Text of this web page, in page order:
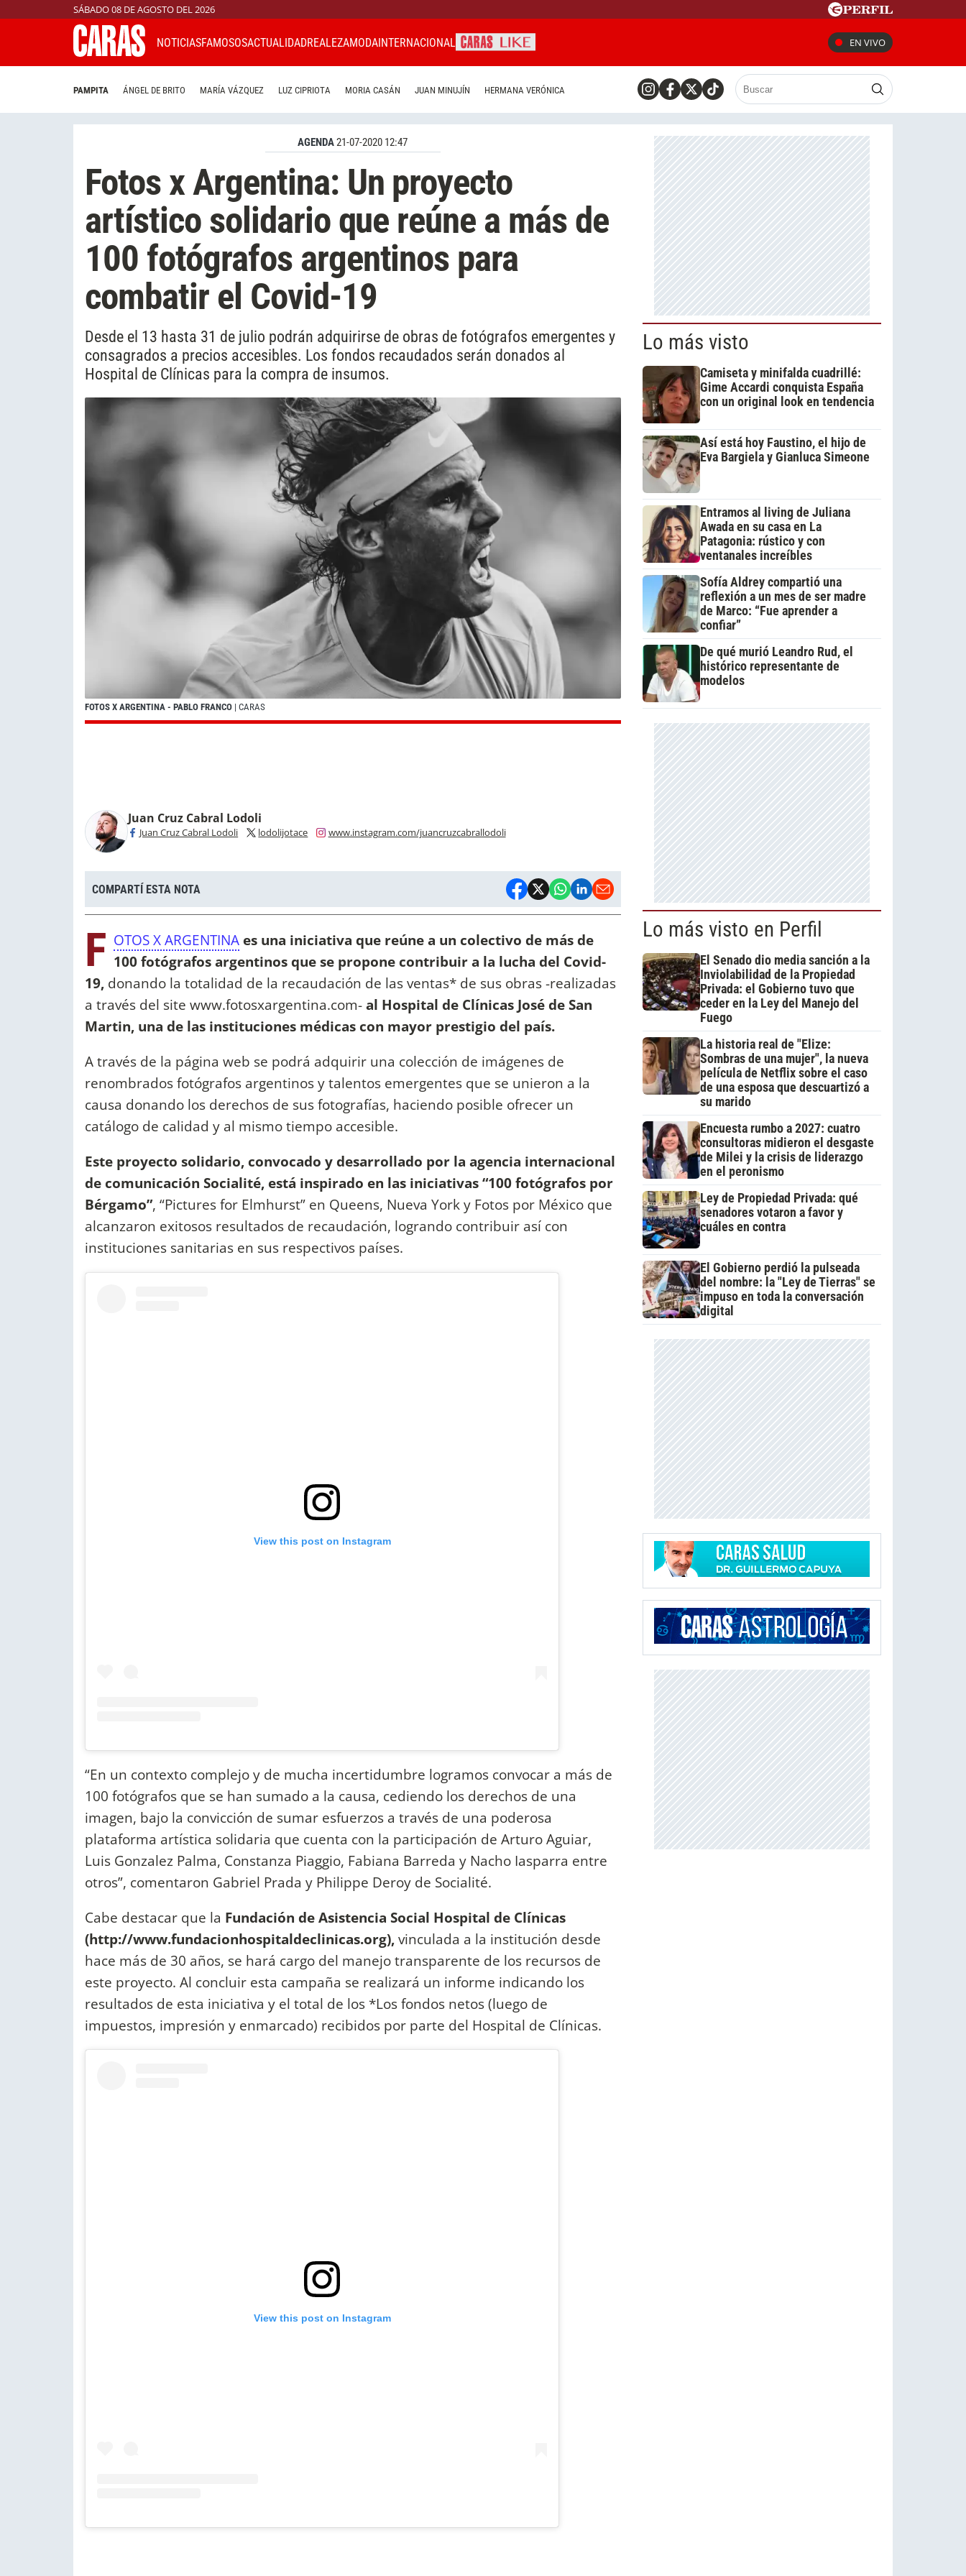
SÁBADO 08 DE AGOSTO DEL 2026
NOTICIASFAMOSOSACTUALIDADREALEZAMODAINTERNACIONAL EN VIVO
PAMPITA ÁNGEL DE BRITO MARÍA VÁZQUEZ LUZ CIPRIOTA MORIA CASÁN JUAN MINUJÍN HERMANA VERÓNICA
AGENDA21-07-2020 12:47
Fotos x Argentina: Un proyecto
artístico solidario que reúne a más de
100 fotógrafos argentinos para
combatir el Covid-19
Desde el 13 hasta 31 de julio podrán adquirirse de obras de fotógrafos emergentes y
consagrados a precios accesibles. Los fondos recaudados serán donados al
Hospital de Clínicas para la compra de insumos.
FOTOS X ARGENTINA - PABLO FRANCO | CARAS
Juan Cruz Cabral Lodoli
Juan Cruz Cabral Lodoli lodolijotace www.instagram.com/juancruzcabrallodoli
COMPARTÍ ESTA NOTA
F OTOS X ARGENTINA es una iniciativa que reúne a un colectivo de más de
100 fotógrafos argentinos que se propone contribuir a la lucha del Covid-
19, donando la totalidad de la recaudación de las ventas* de sus obras -realizadas
a través del site www.fotosxargentina.com-al Hospital de Clínicas José de San
Martin, una de las instituciones médicas con mayor prestigio del país.
A través de la página web se podrá adquirir una colección de imágenes de
renombrados fotógrafos argentinos y talentos emergentes que se unieron a la
causa donando los derechos de sus fotografías, haciendo posible ofrecer un
catálogo de calidad y al mismo tiempo accesible.
Este proyecto solidario, convocado y desarrollado por la agencia internacional
de comunicación Socialité, está inspirado en las iniciativas “100 fotógrafos por
Bérgamo”, “Pictures for Elmhurst” en Queens, Nueva York y Fotos por México que
alcanzaron exitosos resultados de recaudación, logrando contribuir así con
instituciones sanitarias en sus respectivos países.
View this post on Instagram
“En un contexto complejo y de mucha incertidumbre logramos convocar a más de
100 fotógrafos que se han sumado a la causa, cediendo los derechos de una
imagen, bajo la convicción de sumar esfuerzos a través de una poderosa
plataforma artística solidaria que cuenta con la participación de Arturo Aguiar,
Luis Gonzalez Palma, Constanza Piaggio, Fabiana Barreda y Nacho Iasparra entre
otros”, comentaron Gabriel Prada y Philippe Deroy de Socialité.
Cabe destacar que la Fundación de Asistencia Social Hospital de Clínicas
(http://www.fundacionhospitaldeclinicas.org),vinculada a la institución desde
hace más de 30 años, se hará cargo del manejo transparente de los recursos de
este proyecto. Al concluir esta campaña se realizará un informe indicando los
resultados de esta iniciativa y el total de los *Los fondos netos (luego de
impuestos, impresión y enmarcado) recibidos por parte del Hospital de Clínicas.
View this post on Instagram
Lo más visto
Camiseta y minifalda cuadrillé:
Gime Accardi conquista España
con un original look en tendencia
Así está hoy Faustino, el hijo de
Eva Bargiela y Gianluca Simeone
Entramos al living de Juliana
Awada en su casa en La
Patagonia: rústico y con
ventanales increíbles
Sofía Aldrey compartió una
reflexión a un mes de ser madre
de Marco: “Fue aprender a
confiar”
De qué murió Leandro Rud, el
histórico representante de
modelos
Lo más visto en Perfil
El Senado dio media sanción a la
Inviolabilidad de la Propiedad
Privada: el Gobierno tuvo que
ceder en la Ley del Manejo del
Fuego
La historia real de "Elize:
Sombras de una mujer", la nueva
película de Netflix sobre el caso
de una esposa que descuartizó a
su marido
Encuesta rumbo a 2027: cuatro
consultoras midieron el desgaste
de Milei y la crisis de liderazgo
en el peronismo
Ley de Propiedad Privada: qué
senadores votaron a favor y
cuáles en contra
El Gobierno perdió la pulseada
del nombre: la "Ley de Tierras" se
impuso en toda la conversación
digital